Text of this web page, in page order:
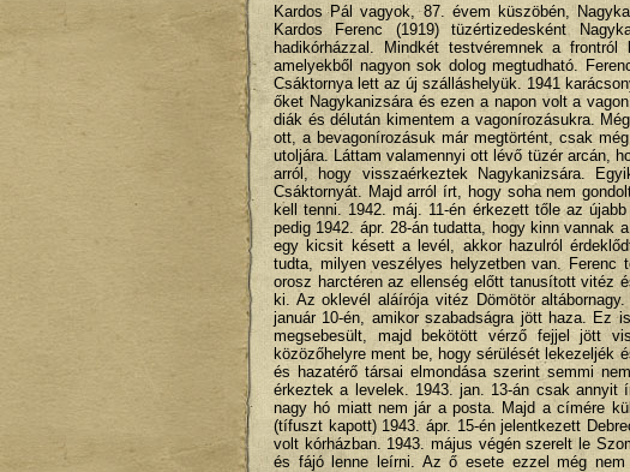
Kardos Pál vagyok, 87. évem küszöbén,
Kardos Ferenc (1919) tüzértizedesként
hadikórházzal. Mindkét testvéremnek a
amelyekből nagyon sok dolog megtudható.
Csáktornya lett az új szálláshelyük. 1941
őket Nagykanizsára és ezen a napon volt a
diák és délután kimentem a vagonírozásukra.
ott, a bevagonírozásuk már megtörtént, csak
utoljára. Láttam valamennyi ott lévő tüzér arcán,
arról, hogy visszaérkeztek Nagykanizsára.
Csáktornyát. Majd arról írt, hogy soha nem
kell tenni. 1942. máj. 11-én érkezett tőle az
pedig 1942. ápr. 28-án tudatta, hogy kinn vannak
egy kicsit késett a levél, akkor hazulról
tudta, milyen veszélyes helyzetben van. Ferenc
orosz harctéren az ellenség előtt tanusított vitéz
ki. Az oklevél aláírója vitéz Dömötör
január 10-én, amikor szabadságra jött haza. Ez
megsebesült, majd bekötött vérző fejjel jött
közözőhelyre ment be, hogy sérülését lekezeljék
és hazatérő társai elmondása szerint semmi
érkeztek a levelek. 1943. jan. 13-án csak
nagy hó miatt nem jár a posta. Majd a címére
(tífuszt kapott) 1943. ápr. 15-én jelentkezett
volt kórházban. 1943. május végén szerelt le
és fájó lenne leírni. Az ő esete ezzel még nem